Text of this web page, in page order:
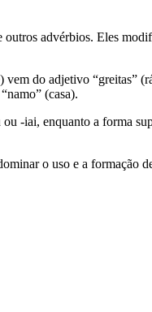
advérbios. Eles
do adjetivo “greitas”
(casa).
-iai, enquanto a forma
o uso e a formação